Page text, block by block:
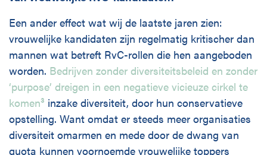
Een ander effect wat wij de laatste jaren zien:
vrouwelijke kandidaten zijn regelmatig kritischer dan
mannen wat betreft RvC-rollen die hen aangeboden
worden. Bedrijven zonder diversiteitsbeleid en zonder
‘purpose’ dreigen in een negatieve vicieuze cirkel te
komen³ inzake diversiteit, door hun conservatieve
opstelling. Want omdat er steeds meer organisaties
diversiteit omarmen en mede door de dwang van
quota kunnen voornoemde vrouwelijke toppers